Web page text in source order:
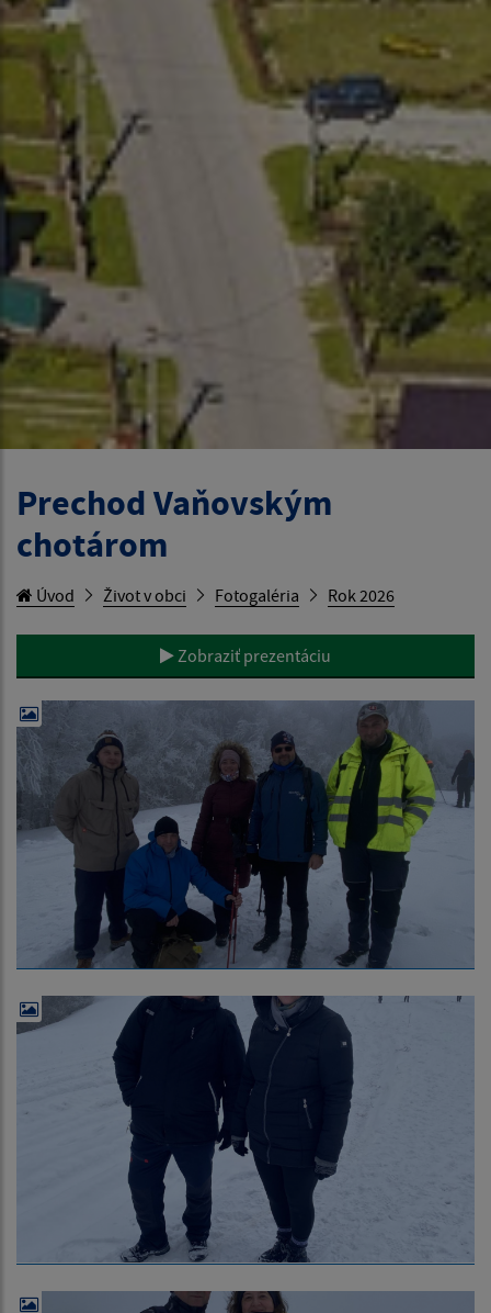
Prechod Vaňovským
chotárom
Úvod Život v obci Fotogaléria Rok 2026
Zobraziť prezentáciu